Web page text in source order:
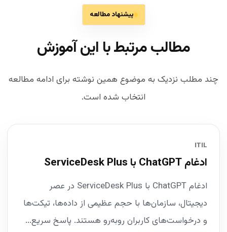
پیشنهاد مطالعه
مطالب مرتبط با این آموزش
چند مطلب نزدیک به موضوع همین نوشته برای ادامه مطالعه
انتخاب شده است.
ITIL
ادغام ChatGPT با ServiceDesk Plus
ادغام ChatGPT با ServiceDesk Plus در عصر
دیجیتال، سازمان‌ها با حجم عظیمی از داده‌ها، تیکت‌ها
و درخواست‌های کاربران روبه‌رو هستند. پاسخ سریع...